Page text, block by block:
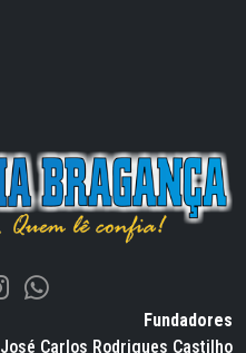
Fundadores
José Carlos Rodrigues Castilho